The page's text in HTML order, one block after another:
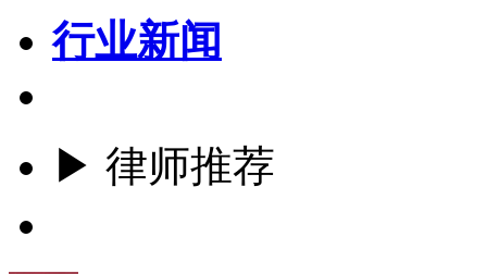
行业新闻
▶ 律师推荐